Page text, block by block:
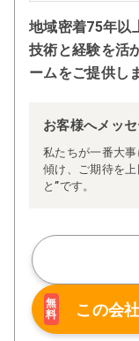
地域密着75年以
技術と経験を活
ームをご提供し
お客様へメッ
私たちが一番大
傾け、ご期待を
と”です。
無
料
この会